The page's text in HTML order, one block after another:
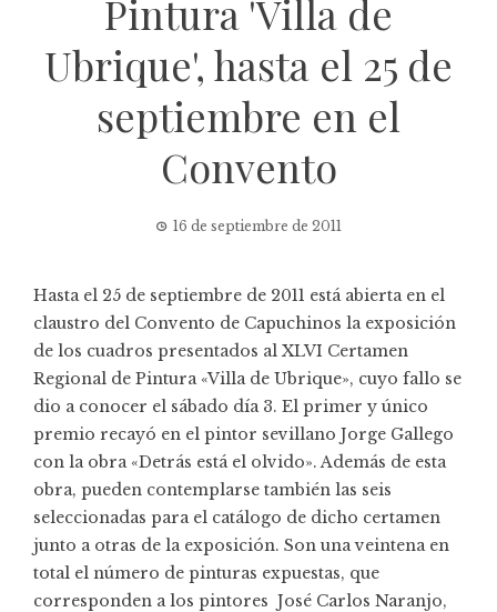
Pintura 'Villa de
Ubrique', hasta el 25 de
septiembre en el
Convento
16 de septiembre de 2011
Hasta el 25 de septiembre de 2011 está abierta en el
claustro del Convento de Capuchinos la exposición
de los cuadros presentados al XLVI Certamen
Regional de Pintura «Villa de Ubrique», cuyo fallo se
dio a conocer el sábado día 3. El primer y único
premio recayó en el pintor sevillano Jorge Gallego
con la obra «Detrás está el olvido». Además de esta
obra, pueden contemplarse también las seis
seleccionadas para el catálogo de dicho certamen
junto a otras de la exposición. Son una veintena en
total el número de pinturas expuestas, que
corresponden a los pintores José Carlos Naranjo,